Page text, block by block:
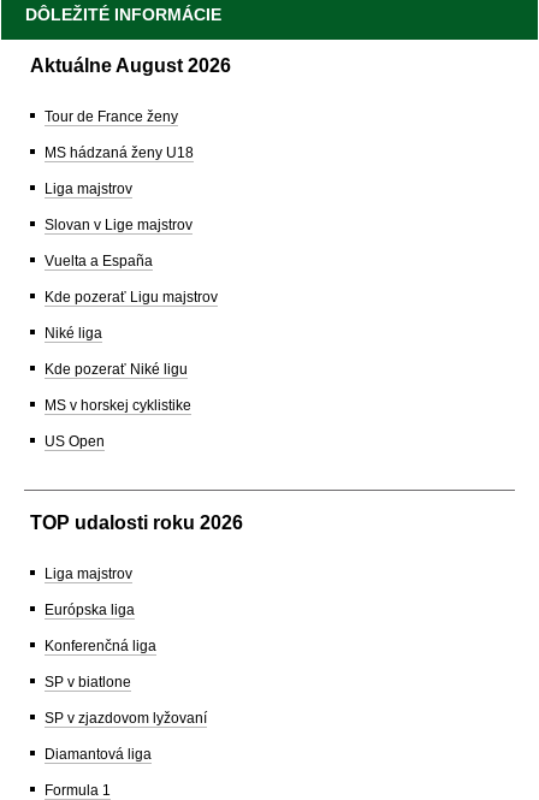
DÔLEŽITÉ INFORMÁCIE
Aktuálne August 2026
Tour de France ženy
MS hádzaná ženy U18
Liga majstrov
Slovan v Lige majstrov
Vuelta a España
Kde pozerať Ligu majstrov
Niké liga
Kde pozerať Niké ligu
MS v horskej cyklistike
US Open
TOP udalosti roku 2026
Liga majstrov
Európska liga
Konferenčná liga
SP v biatlone
SP v zjazdovom lyžovaní
Diamantová liga
Formula 1